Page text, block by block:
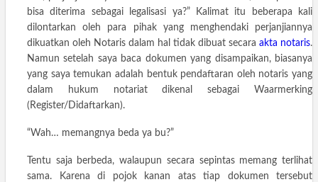
bisa diterima sebagai legalisasi ya?” Kalimat itu beberapa kali
dilontarkan oleh para pihak yang menghendaki perjanjiannya
dikuatkan oleh Notaris dalam hal tidak dibuat secara akta notaris.
Namun setelah saya baca dokumen yang disampaikan, biasanya
yang saya temukan adalah bentuk pendaftaran oleh notaris yang
dalam hukum notariat dikenal sebagai Waarmerking
(Register/Didaftarkan).
“Wah… memangnya beda ya bu?”
Tentu saja berbeda, walaupun secara sepintas memang terlihat
sama. Karena di pojok kanan atas tiap dokumen tersebut